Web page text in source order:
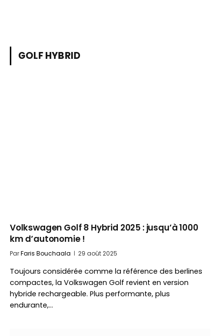
GOLF HYBRID
Volkswagen Golf 8 Hybrid 2025 : jusqu’à 1000
km d’autonomie !
ParFaris Bouchaala 29 août 2025
Toujours considérée comme la référence des berlines
compactes, la Volkswagen Golf revient en version
hybride rechargeable. Plus performante, plus
endurante,…